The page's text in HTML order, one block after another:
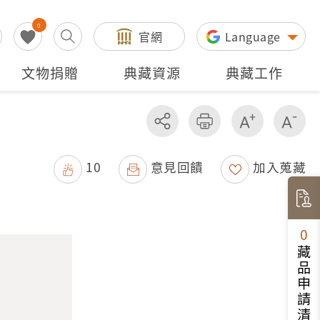
0
官網 Language
文物捐贈 典藏資源 典藏工作
分享 友善列印 增加字級
10 意見回饋 加入蒐藏
0
藏品申請清單